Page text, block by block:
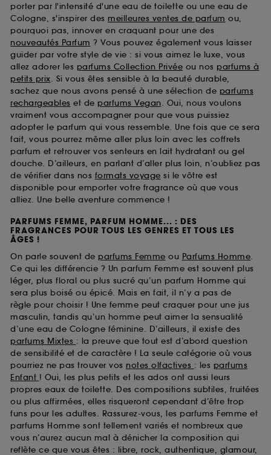
porter par l'intensité d'une eau de toilette ou une eau de
Cologne, s'inspirer des meilleures ventes de parfum ou,
pourquoi pas, innover en craquant pour une des
nouveautés Parfum ? Vous pouvez également vous laisser
guider par votre style de vie : si vous aimez le luxe, vous
allez adorer les parfums Collection Privée ou nos parfums à
petits prix. Si vous êtes sensible à la beauté durable,
sachez que nous avons pensé à une sélection de parfums
rechargeables et de parfums Vegan. Oui, nous voulons
vraiment vous accompagner pour que vous puissiez
adopter le parfum qui vous ressemble. Une fois que ce sera
fait, vous pourrez même aller plus loin avec les coffrets
parfum et retrouver vos senteurs en lait hydratant ou gel
douche. D’ailleurs, en parlant d’aller plus loin, n’oubliez pas
de vérifier dans nos formats voyage si le vôtre est
disponible pour emporter votre fragrance où que vous
alliez. Une belle aventure commence !
PARFUMS FEMME, PARFUM HOMME... : DES
FRAGRANCES POUR TOUS LES GENRES ET TOUS LES
ÂGES !
On parle souvent de parfums Femme ou Parfums Homme.
Ce qui les différencie ? Un parfum Femme est souvent plus
léger, plus floral ou plus sucré qu’un parfum Homme qui
sera plus boisé ou épicé. Mais en fait, il n’y a pas de
règle pour choisir ! Une femme peut craquer pour une jus
masculin, tandis qu’un homme peut aimer la sensualité
d’une eau de Cologne féminine. D’ailleurs, il existe des
parfums Mixtes : la preuve que tout est d’abord question
de sensibilité et de caractère ! La seule catégorie où vous
pourriez ne pas trouver vos notes olfactives : les parfums
Enfant ! Oui, les plus petits et les ados ont aussi leurs
propres eaux de toilette. Des compositions subtiles, fruitées
ou plus affirmées, elles risqueront cependant d’être trop
funs pour les adultes. Rassurez-vous, les parfums Femme et
parfums Homme sont tellement variés et nombreux que
vous n’aurez aucun mal à dénicher la composition qui
reflète ce que vous êtes : libre, rock, authentique, glamour,